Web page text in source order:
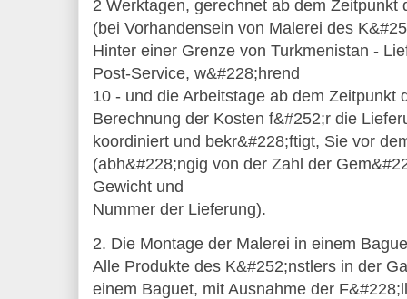
2 Werktagen, gerechnet ab dem Zeitpunkt
(bei Vorhandensein von Malerei des
Hinter einer Grenze von Turkmenistan -
Post-Service, w&#228;hrend
10 - und die Arbeitstage ab dem Zeitpunkt
Berechnung der Kosten f&#252;r die
koordiniert und bekr&#228;ftigt, Sie vor
(abh&#228;ngig von der Zahl der
Gewicht und
Nummer der Lieferung).
2. Die Montage der Malerei in einem
Alle Produkte des K&#252;nstlers in der
einem Baguet, mit Ausnahme der